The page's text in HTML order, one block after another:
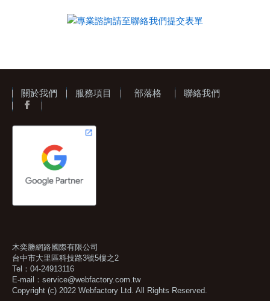
關於我們 服務項目 部落格 聯絡我們
木奕勝網路國際有限公司
台中市大里區科技路3號5樓之2
Tel：04-24913116
E-mail： service@webfactory.com.tw
Copyright (c) 2022 Webfactory Ltd. All Rights Reserved.